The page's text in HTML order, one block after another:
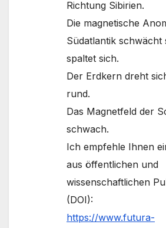
Richtung Sibirien.
Die magnetische
Südatlantik schwächt
spaltet sich.
Der Erdkern dreht
rund.
Das Magnetfeld der
schwach.
Ich empfehle Ihnen
aus öffentlichen und
wissenschaftlichen
(DOI):
https://www.futura-